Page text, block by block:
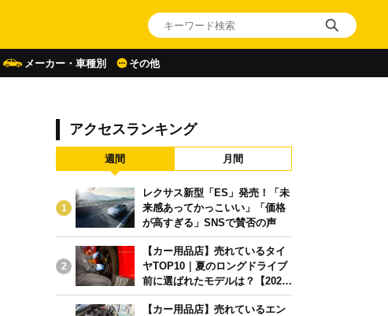
メーカー・車種別 その他
アクセスランキング
週間 月間
1
レクサス新型「ES」発売！「未
来感あってかっこいい」「価格
が高すぎる」SNSで賛否の声
2
【カー用品店】売れているタイ
ヤTOP10｜夏のロングドライブ
前に選ばれたモデルは？【2026
年6月版】
【カー用品店】売れているエン